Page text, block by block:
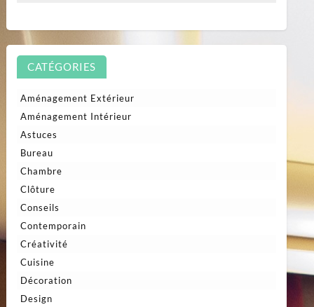
CATÉGORIES
Aménagement Extérieur
Aménagement Intérieur
Astuces
Bureau
Chambre
Clôture
Conseils
Contemporain
Créativité
Cuisine
Décoration
Design